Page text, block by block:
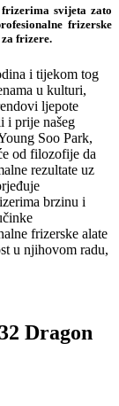
svijeta zato
frizerske
frizere.
i tijekom tog
u kulturi,
ljepote
i prije našeg
Soo Park,
od filozofije da
rezultate uz
brzinu i
frizerske alate
u njihovom radu,
Dragon